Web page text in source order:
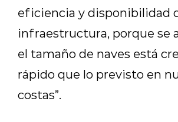
eficiencia y disponibilidad
infraestructura, porque se
el tamaño de naves está
rápido que lo previsto en
costas”.